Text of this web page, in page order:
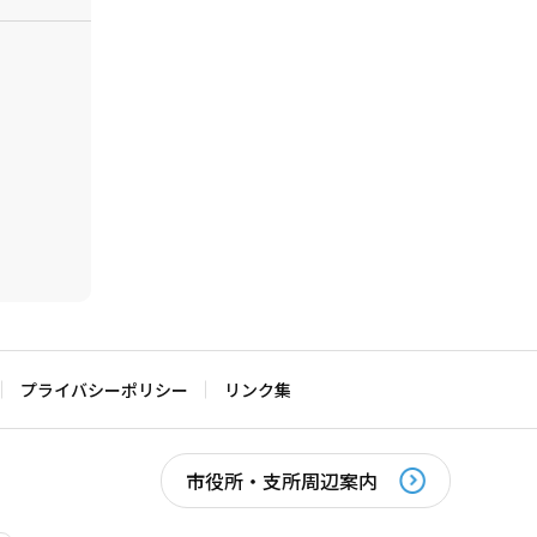
プライバシーポリシー リンク集
市役所・支所周辺案内